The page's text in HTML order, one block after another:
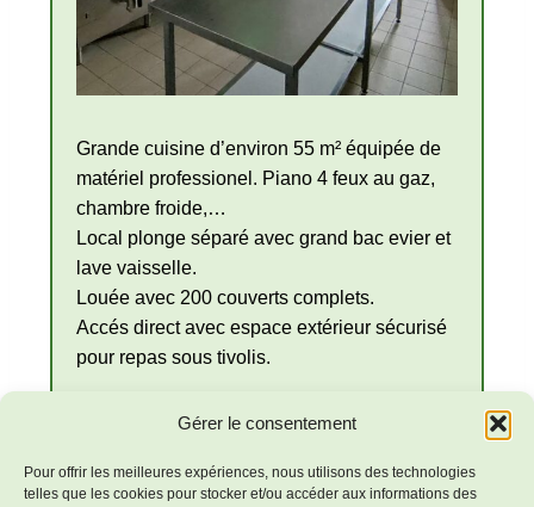
Gérer le consentement
Pour offrir les meilleures expériences, nous utilisons des technologies
telles que les cookies pour stocker et/ou accéder aux informations des
Grande cuisine d’environ 55 m² équipée de
matériel professionel. Piano 4 feux au gaz,
chambre froide,…
Local plonge séparé avec grand bac evier et
lave vaisselle.
Louée avec 200 couverts complets.
Accés direct avec espace extérieur sécurisé
pour repas sous tivolis.
Plus d’informations